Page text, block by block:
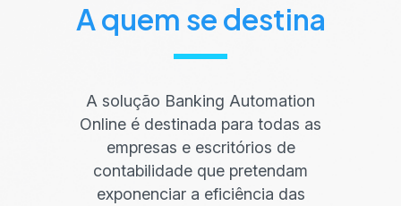
A quem se destina
A solução Banking Automation
Online é destinada para todas as
empresas e escritórios de
contabilidade que pretendam
exponenciar a eficiência das